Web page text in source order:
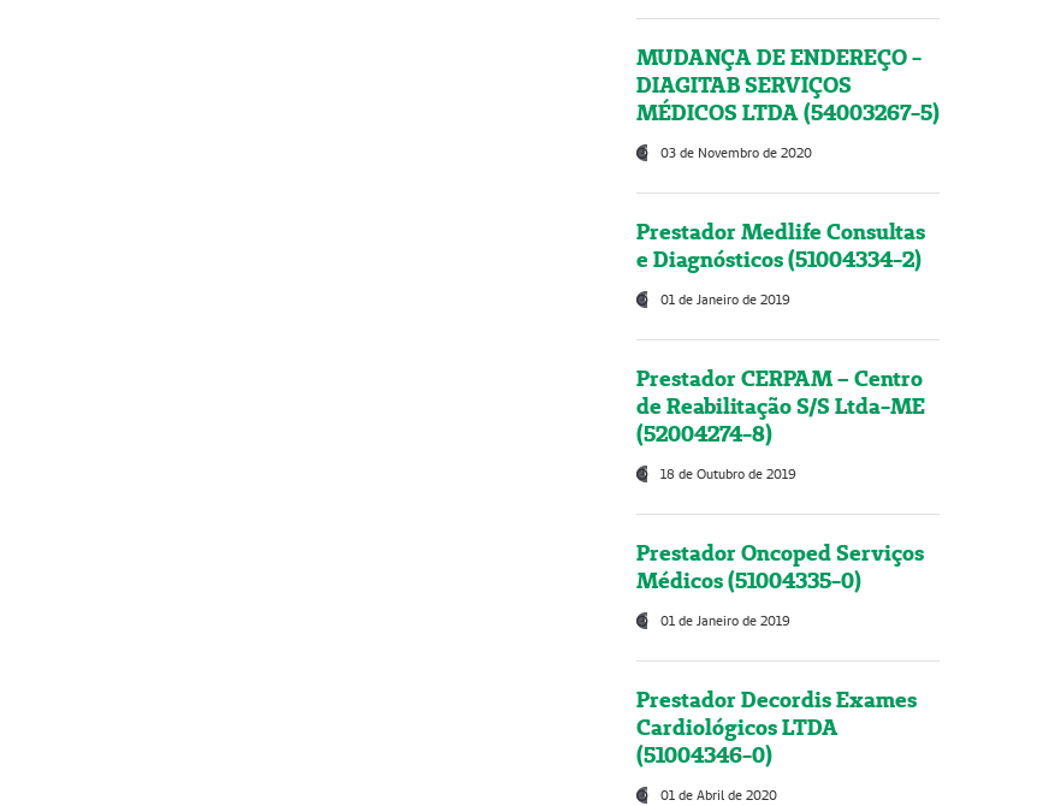
MUDANÇA DE ENDEREÇO -
DIAGITAB SERVIÇOS
MÉDICOS LTDA (54003267-5)
03 de Novembro de 2020
Prestador Medlife Consultas
e Diagnósticos (51004334-2)
01 de Janeiro de 2019
Prestador CERPAM – Centro
de Reabilitação S/S Ltda-ME
(52004274-8)
18 de Outubro de 2019
Prestador Oncoped Serviços
Médicos (51004335-0)
01 de Janeiro de 2019
Prestador Decordis Exames
Cardiológicos LTDA
(51004346-0)
01 de Abril de 2020